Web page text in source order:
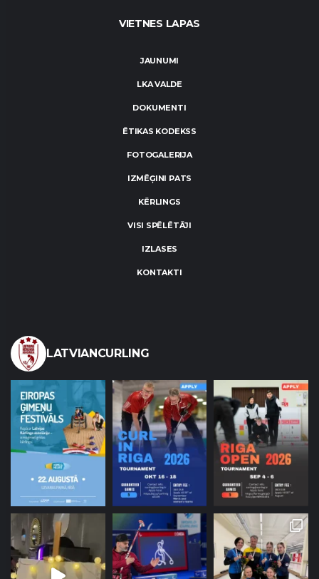
VIETNES LAPAS
JAUNUMI
LKA VALDE
DOKUMENTI
ĒTIKAS KODEKSS
FOTOGALERIJA
IZMĒĢINI PATS
KĒRLINGS
VISI SPĒLĒTĀJI
IZLASES
KONTAKTI
LATVIANCURLING